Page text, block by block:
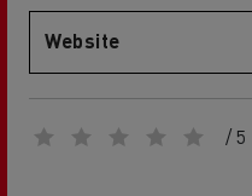
Website
/ 5